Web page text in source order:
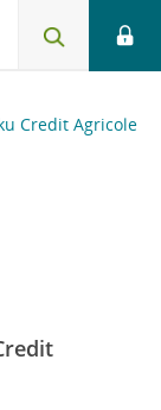
Credit Agricole